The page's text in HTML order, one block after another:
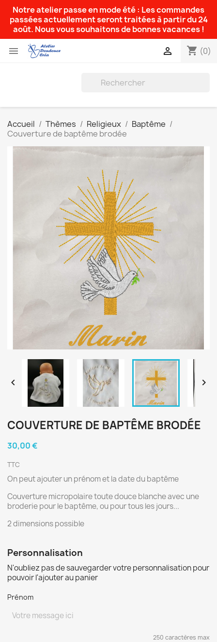
Notre atelier passe en mode été : Les commandes
passées actuellement seront traitées à partir du 24
août. Nous vous souhaitons de bonnes vacances !
 shopping_cart (0)

Accueil Thèmes Religieux
Baptême
Couverture de baptême brodée
 
COUVERTURE DE BAPTÊME BRODÉE
30,00 €
TTC
On peut ajouter un prénom et la date du baptême
Couverture micropolaire toute douce blanche avec une
broderie pour le baptême, ou pour tous les jours...
2 dimensions possible
Personnalisation
N'oubliez pas de sauvegarder votre personnalisation pour
pouvoir l'ajouter au panier
Prénom
250 caractères max